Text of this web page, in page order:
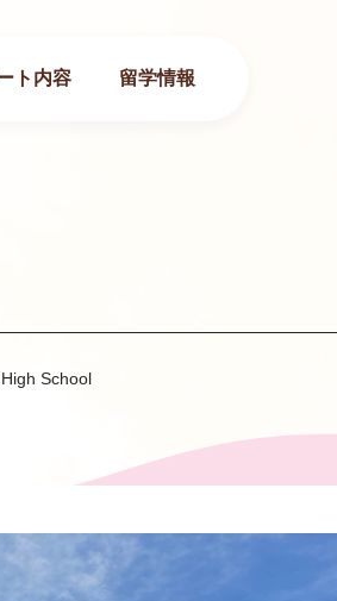
ト内容 留学情報
School